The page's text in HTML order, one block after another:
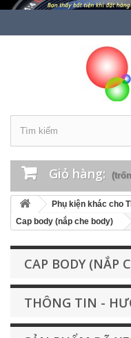
Giỏ hàng:
Phụ kiện khác cho
Cap body (nắp che body)
CAP BODY (NẮP
THÔNG TIN -